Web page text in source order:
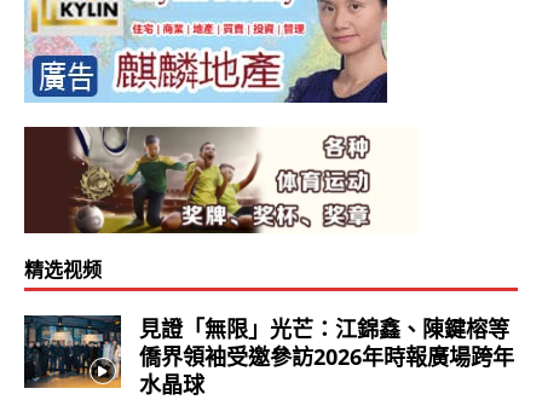
精选视频
見證「無限」光芒：江錦鑫、陳鍵榕等
僑界領袖受邀參訪2026年時報廣場跨年
水晶球